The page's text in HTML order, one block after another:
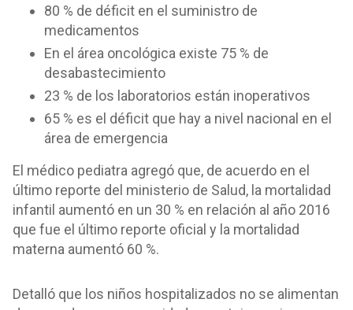
80 % de déficit en el suministro de
medicamentos
En el área oncológica existe 75 % de
desabastecimiento
23 % de los laboratorios están inoperativos
65 % es el déficit que hay a nivel nacional en el
área de emergencia
El médico pediatra agregó que, de acuerdo en el
último reporte del ministerio de Salud, la mortalidad
infantil aumentó en un 30 % en relación al año 2016
que fue el último reporte oficial y la mortalidad
materna aumentó 60 %.
Detalló que los niños hospitalizados no se alimentan